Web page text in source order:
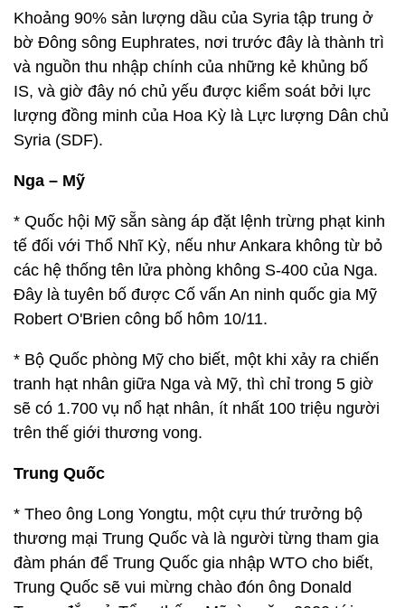
Khoảng 90% sản lượng dầu của Syria tập trung ở
bờ Đông sông Euphrates, nơi trước đây là thành trì
và nguồn thu nhập chính của những kẻ khủng bố
IS, và giờ đây nó chủ yếu được kiểm soát bởi lực
lượng đồng minh của Hoa Kỳ là Lực lượng Dân chủ
Syria (SDF).
Nga – Mỹ
* Quốc hội Mỹ sẵn sàng áp đặt lệnh trừng phạt kinh
tế đối với Thổ Nhĩ Kỳ, nếu như Ankara không từ bỏ
các hệ thống tên lửa phòng không S-400 của Nga.
Đây là tuyên bố được Cố vấn An ninh quốc gia Mỹ
Robert O'Brien công bố hôm 10/11.
* Bộ Quốc phòng Mỹ cho biết, một khi xảy ra chiến
tranh hạt nhân giữa Nga và Mỹ, thì chỉ trong 5 giờ
sẽ có 1.700 vụ nổ hạt nhân, ít nhất 100 triệu người
trên thế giới thương vong.
Trung Quốc
* Theo ông Long Yongtu, một cựu thứ trưởng bộ
thương mại Trung Quốc và là người từng tham gia
đàm phán để Trung Quốc gia nhập WTO cho biết,
Trung Quốc sẽ vui mừng chào đón ông Donald